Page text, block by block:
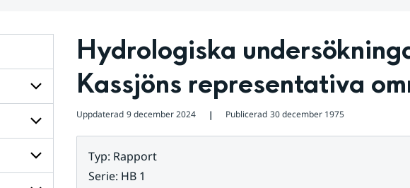
Undersidor
för
Väder
Undersidor
för
Klimat
Hydrologiska
Kassjöns representativa
Uppdaterad 9 december 2024 ❘ Publicerad 30 december 1975
Typ: Rapport
Serie: HB 1